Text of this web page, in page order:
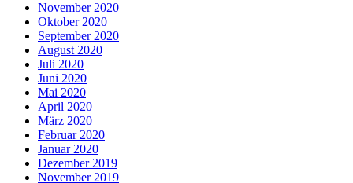
November 2020
Oktober 2020
September 2020
August 2020
Juli 2020
Juni 2020
Mai 2020
April 2020
März 2020
Februar 2020
Januar 2020
Dezember 2019
November 2019